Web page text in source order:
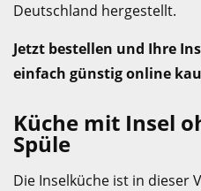
Deutschland hergestellt.
Jetzt bestellen und Ihre
einfach günstig online
Küche mit Insel
Spüle
Die Inselküche ist in dieser